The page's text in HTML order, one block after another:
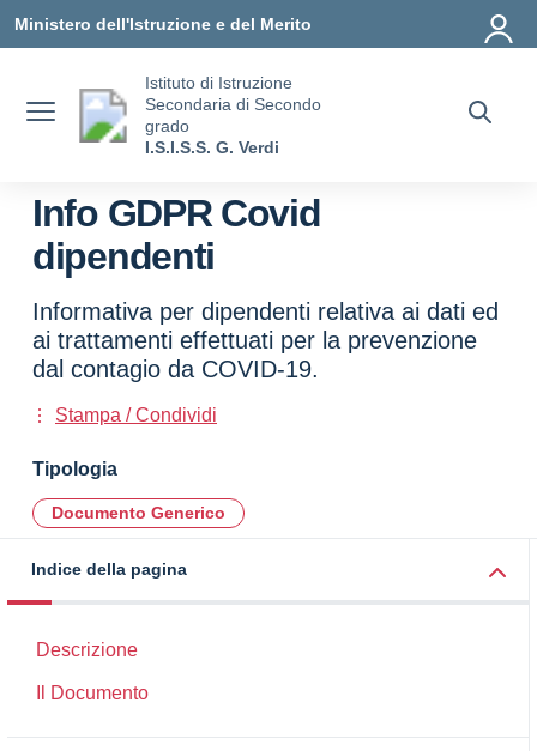
Ministero dell'Istruzione e del Merito
Istituto di Istruzione
Secondaria di Secondo
grado
I.S.I.S.S. G. Verdi
Info GDPR Covid
dipendenti
Informativa per dipendenti relativa ai dati ed
ai trattamenti effettuati per la prevenzione
dal contagio da COVID-19.
Stampa / Condividi
Tipologia
Documento Generico
Indice della pagina
Descrizione
Il Documento